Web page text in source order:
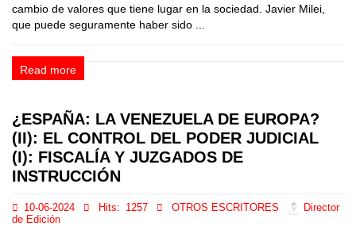
cambio de valores que tiene lugar en la sociedad. Javier Milei,
que puede seguramente haber sido ...
Read more
¿ESPAÑA: LA VENEZUELA DE EUROPA?
(II): EL CONTROL DEL PODER JUDICIAL
(I): FISCALÍA Y JUZGADOS DE
INSTRUCCIÓN
10-06-2024 Hits: 1257 OTROS ESCRITORES
Director
de Edición